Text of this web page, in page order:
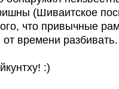
(Шиваитское
что привычные
от времени
:)